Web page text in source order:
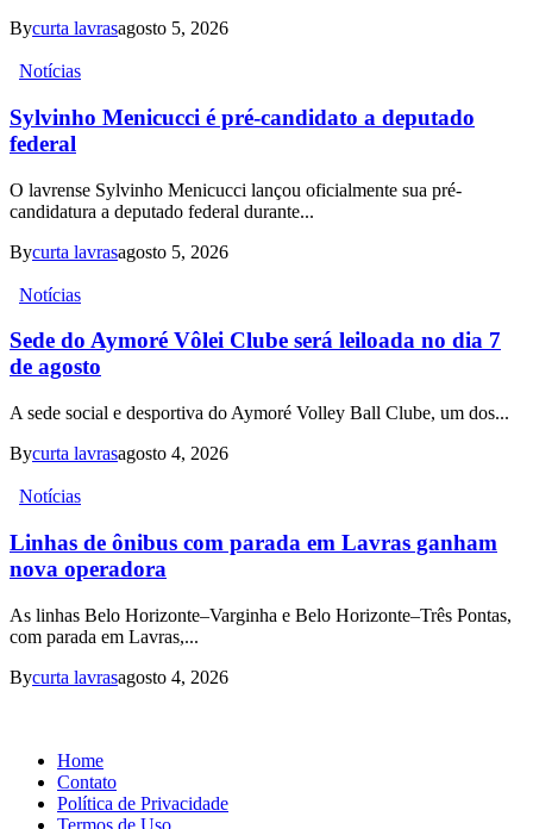
Bycurta lavrasagosto 5, 2026
Notícias
Sylvinho Menicucci é pré-candidato a deputado
federal
O lavrense Sylvinho Menicucci lançou oficialmente sua pré-
candidatura a deputado federal durante...
Bycurta lavrasagosto 5, 2026
Notícias
Sede do Aymoré Vôlei Clube será leiloada no dia 7
de agosto
A sede social e desportiva do Aymoré Volley Ball Clube, um dos...
Bycurta lavrasagosto 4, 2026
Notícias
Linhas de ônibus com parada em Lavras ganham
nova operadora
As linhas Belo Horizonte–Varginha e Belo Horizonte–Três Pontas,
com parada em Lavras,...
Bycurta lavrasagosto 4, 2026
Home
Contato
Política de Privacidade
Termos de Uso